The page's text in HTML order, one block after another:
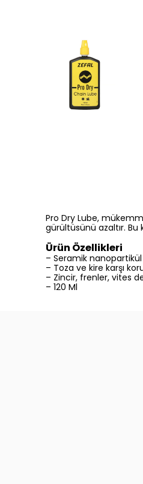
Pro Dry Lube,
gürültüsünü azaltır.
Ürün Özellikleri
– Seramik
– Toza ve kire karşı
– Zincir, frenler, vites
– 120 Ml